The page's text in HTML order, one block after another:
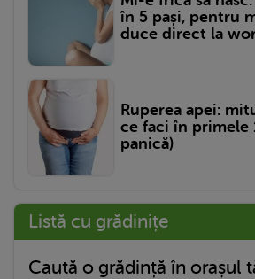
în 5 pași, pentru
duce direct la
Ruperea apei:
ce faci în primele
panică)
Listă cu grădinițe
Caută o grădință în orașul